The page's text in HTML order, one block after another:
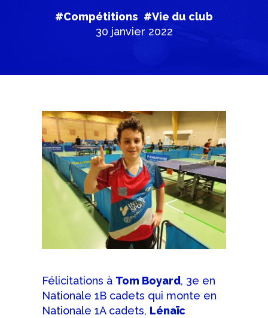
#Compétitions #Vie du club
30 janvier 2022
Félicitations à Tom Boyard, 3e en
Nationale 1B cadets qui monte en
Nationale 1A cadets, Lénaïc